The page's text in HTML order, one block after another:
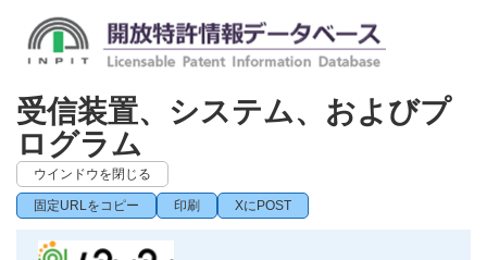
受信装置、システム、およびプ
ログラム
ウインドウを閉じる
固定URLをコピー 印刷 XにPOST